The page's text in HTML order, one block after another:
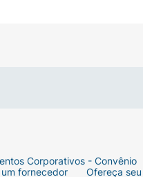
Corporativos - Convênio
um fornecedor Ofereça